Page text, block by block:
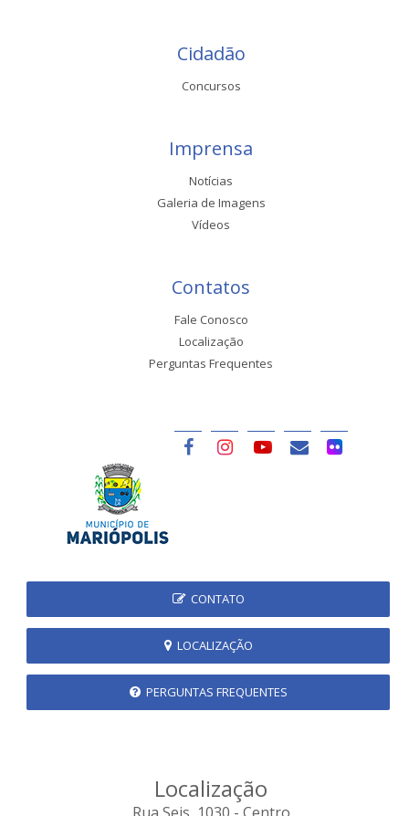
Cidadão
Concursos
Imprensa
Notícias
Galeria de Imagens
Vídeos
Contatos
Fale Conosco
Localização
Perguntas Frequentes
CONTATO
LOCALIZAÇÃO
PERGUNTAS FREQUENTES
Localização
Rua Seis, 1030 - Centro